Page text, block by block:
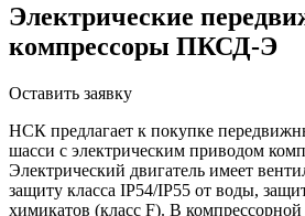
Электрические
компрессоры ПКСД-Э
Оставить заявку
НСК предлагает к покупке
шасси с электрическим приводом
Электрический двигатель имеет
защиту класса IP54/IP55 от воды,
химикатов (класс F). В компрессорной